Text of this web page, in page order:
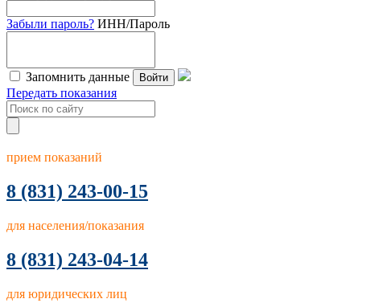
Забыли пароль? ИНН/Пароль
Запомнить данные Войти
Передать показания
прием показаний
8 (831) 243-00-15
для населения/показания
8 (831) 243-04-14
для юридических лиц